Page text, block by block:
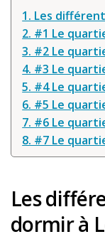
1. Les
2. #1 Le
3. #2 Le
4. #3 Le
5. #4 Le
6. #5 Le
7. #6 Le
8. #7 Le
Les
dormir à